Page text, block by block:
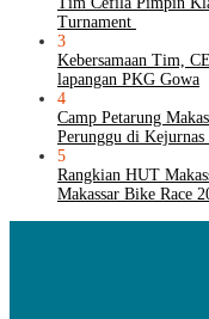
Turnament
3
Kebersamaan Tim,
lapangan PKG Gowa
4
Camp Petarung
Perunggu di
5
Rangkian HUT
Makassar Bike Race